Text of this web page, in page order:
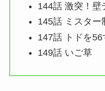
144話 激突！壁
145話 ミスター
147話 トドを56
149話 いご草